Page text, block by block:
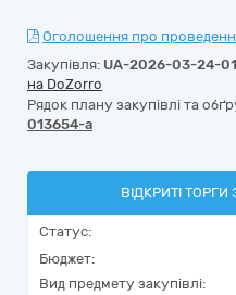
Оголошення про
Закупівля: UA-2026-03-24-
на DoZorro
Рядок плану закупівлі та
013654-a
ВІДКРИТІ
Статус:
Бюджет:
Вид предмету закупівлі: